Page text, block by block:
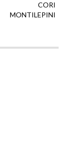
CORI
MONTILEPINI